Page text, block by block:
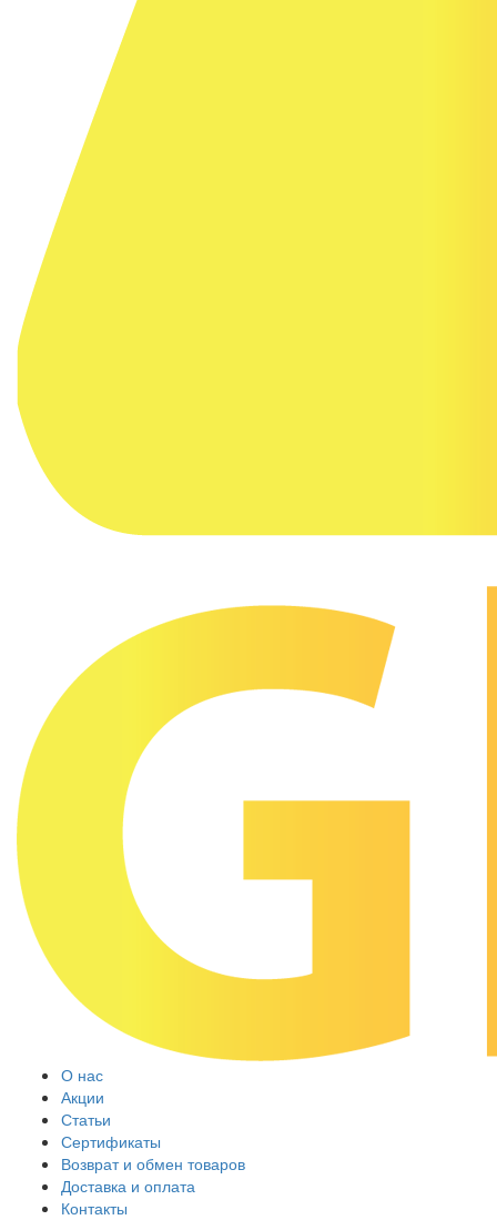
О нас
Акции
Статьи
Сертификаты
Возврат и обмен товаров
Доставка и оплата
Контакты